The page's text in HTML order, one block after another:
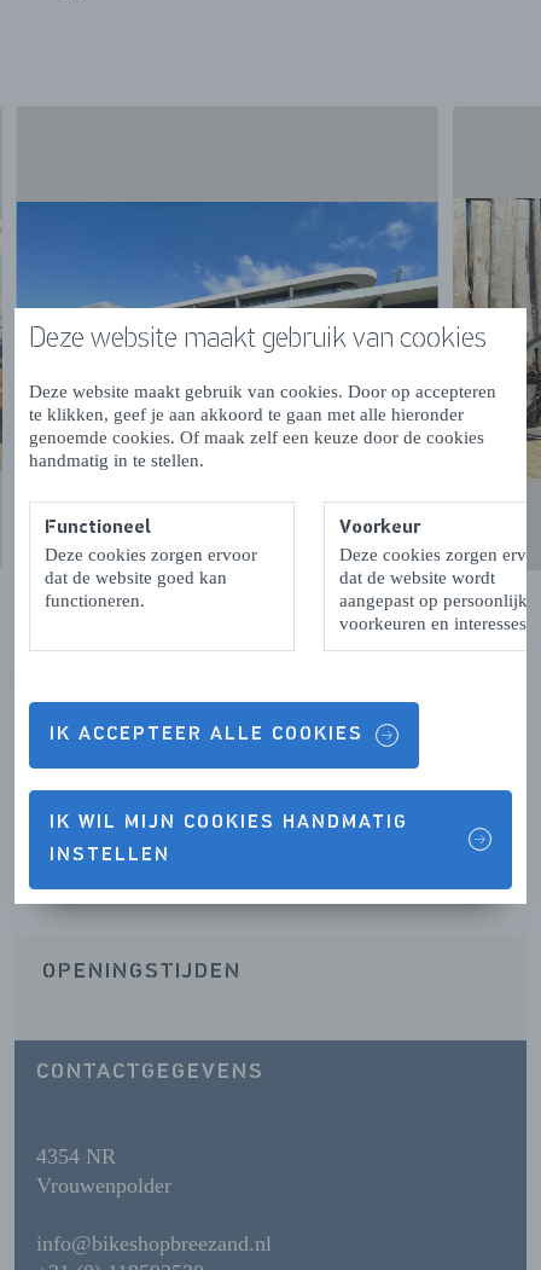
Deze website maakt gebruik van cookies
Deze website maakt gebruik van cookies. Door op accepteren
te klikken, geef je aan akkoord te gaan met alle hieronder
genoemde cookies. Of maak zelf een keuze door de cookies
handmatig in te stellen.
Functioneel
Deze cookies zorgen ervoor
dat de website goed kan
functioneren.
Voorkeur
Deze cookies zorgen
dat de website wordt
aangepast op persoonlijke
voorkeuren en interesses.
IK ACCEPTEER ALLE COOKIES
IK WIL MIJN COOKIES HANDMATIG
INSTELLEN
Contactgegevens & Openingstijden
OPENINGSTIJDEN
CONTACTGEGEVENS
4354 NR
Vrouwenpolder
info@bikeshopbreezand.nl